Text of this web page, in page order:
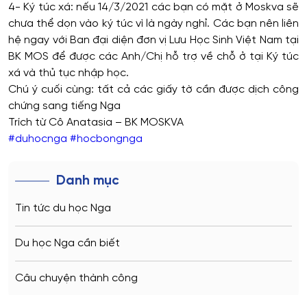
4- Ký túc xá: nếu 14/3/2021 các bạn có mặt ở Moskva sẽ
chưa thể dọn vào ký túc vì là ngày nghỉ. Các bạn nên liên
hệ ngay với Ban đại diện đơn vị Lưu Học Sinh Việt Nam tại
BK MOS để được các Anh/Chị hỗ trợ về chỗ ở tại Ký túc
xá và thủ tục nhập học.
Chú ý cuối cùng: tất cả các giấy tờ cần được dịch công
chứng sang tiếng Nga
Trích từ Cô Anatasia – BK MOSKVA
#duhocnga #hocbongnga
Danh mục
Tin tức du học Nga
Du học Nga cần biết
Câu chuyện thành công